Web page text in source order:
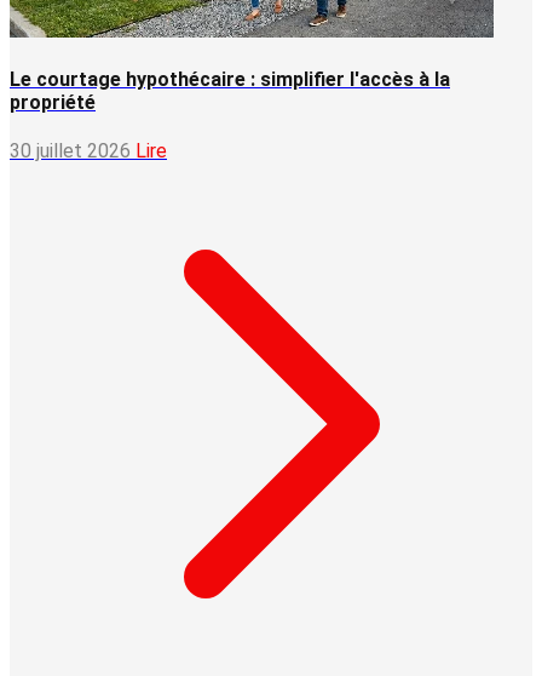
Le courtage hypothécaire : simplifier l'accès à la
propriété
30 juillet 2026 Lire